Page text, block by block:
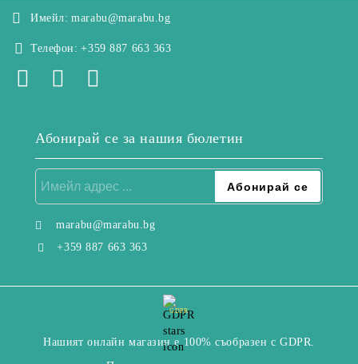
Имейл: marabu@marabu.bg
Телефон: +359 887 663 363
Абонирай се за нашия бюлетин
marabu@marabu.bg
+359 887 663 363
GDPR
Нашият онлайн магазин е 100% съобразен с GDPR.